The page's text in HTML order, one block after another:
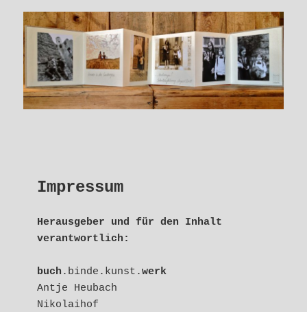
Impressum
Herausgeber und für den Inhalt
verantwortlich:
buch .binde.kunst.werk
Antje Heubach
Nikolaihof